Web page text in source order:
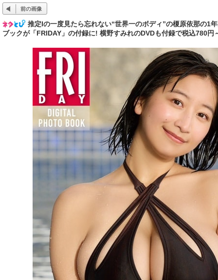
前の画像
推定Iの一度見たら忘れない“世界一のボディ”の榎原依那の1
ブックが「FRIDAY」の付録に! 横野すみれのDVDも付録で税込780円